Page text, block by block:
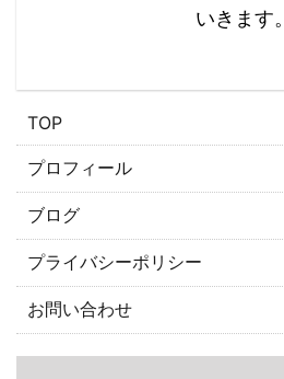
いきます。
​TOP
プロフィール
ブログ
プライバシーポリシー
お問い合わせ